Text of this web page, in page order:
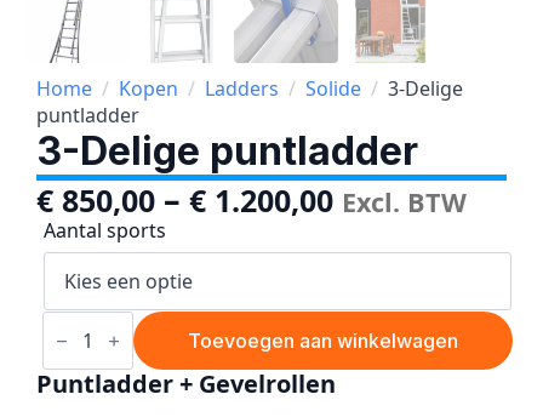
Home Kopen Ladders Solide
3-Delige
puntladder
3-Delige puntladder
€ 850,00 – € 1.200,00 Excl. BTW
Aantal sports
3-
Delige
puntladder
aantal
Toevoegen aan winkelwagen
Puntladder + Gevelrollen